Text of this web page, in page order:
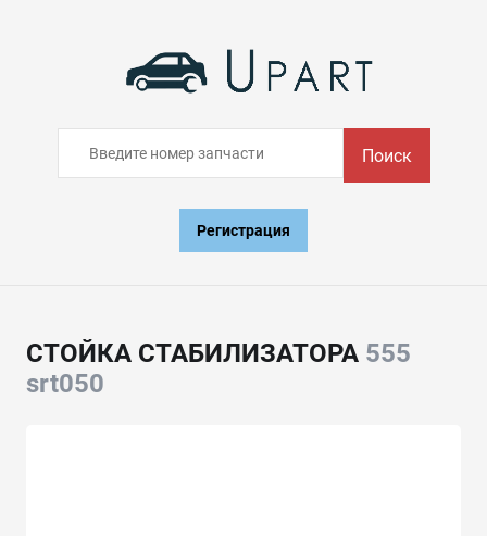
Поиск
Регистрация
СТОЙКА СТАБИЛИЗАТОРА 555
srt050